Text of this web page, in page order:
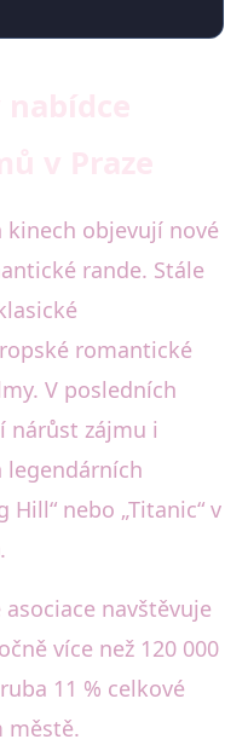
kinech objevují nové
rande. Stále
romantické
V posledních
nárůst zájmu i
legendárních
nebo „Titanic“ v
navštěvuje
více než 120 000
11 % celkové
městě.